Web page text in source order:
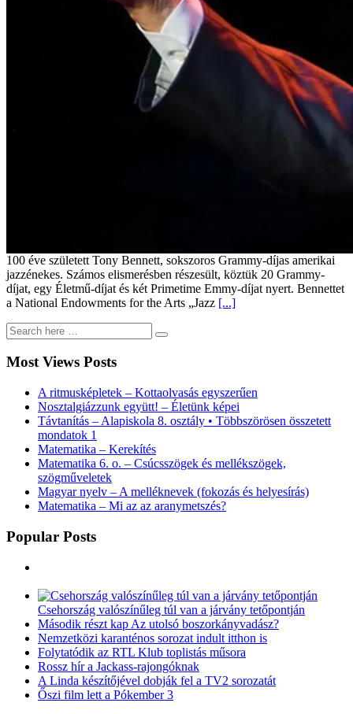
100 éve született Tony Bennett, sokszoros Grammy-díjas amerikai
jazzénekes. Számos elismerésben részesült, köztük 20 Grammy-
díjat, egy Életmű-díjat és két Primetime Emmy-díjat nyert. Bennettet
a National Endowments for the Arts „Jazz [...]
Most Views Posts
A ritmusképletek – Kottaolvasás egyszerűen
Nosztalgiázzunk együtt! – Életünk képei
Távtanítás – Alapiskola 8. osztály • Többszörösen összetett
mondatok 1
Matematika – Kerekítés
Matematika 6. o. – Csúcsszögek és mellékszögek,
szögműveletek
Magyar nyelv – A melléknevek (fokozás és helyesírás)
Matematika – Mi az az aranymetszés?
Popular Posts
Csehország valószínűleg túl van a járvány tetőpontján
Második részt kap Az utolsó boszorkányvadász?
Nemzetközi karanténos sorozat indult itthon is
Folytatódik az RTL Klub toplistás műsora
Rossz hír a Jackass-rajongóknak
A Linda készítőjével dobják fel a TV2 sorozatát
Őszi film lett a Pókember 3